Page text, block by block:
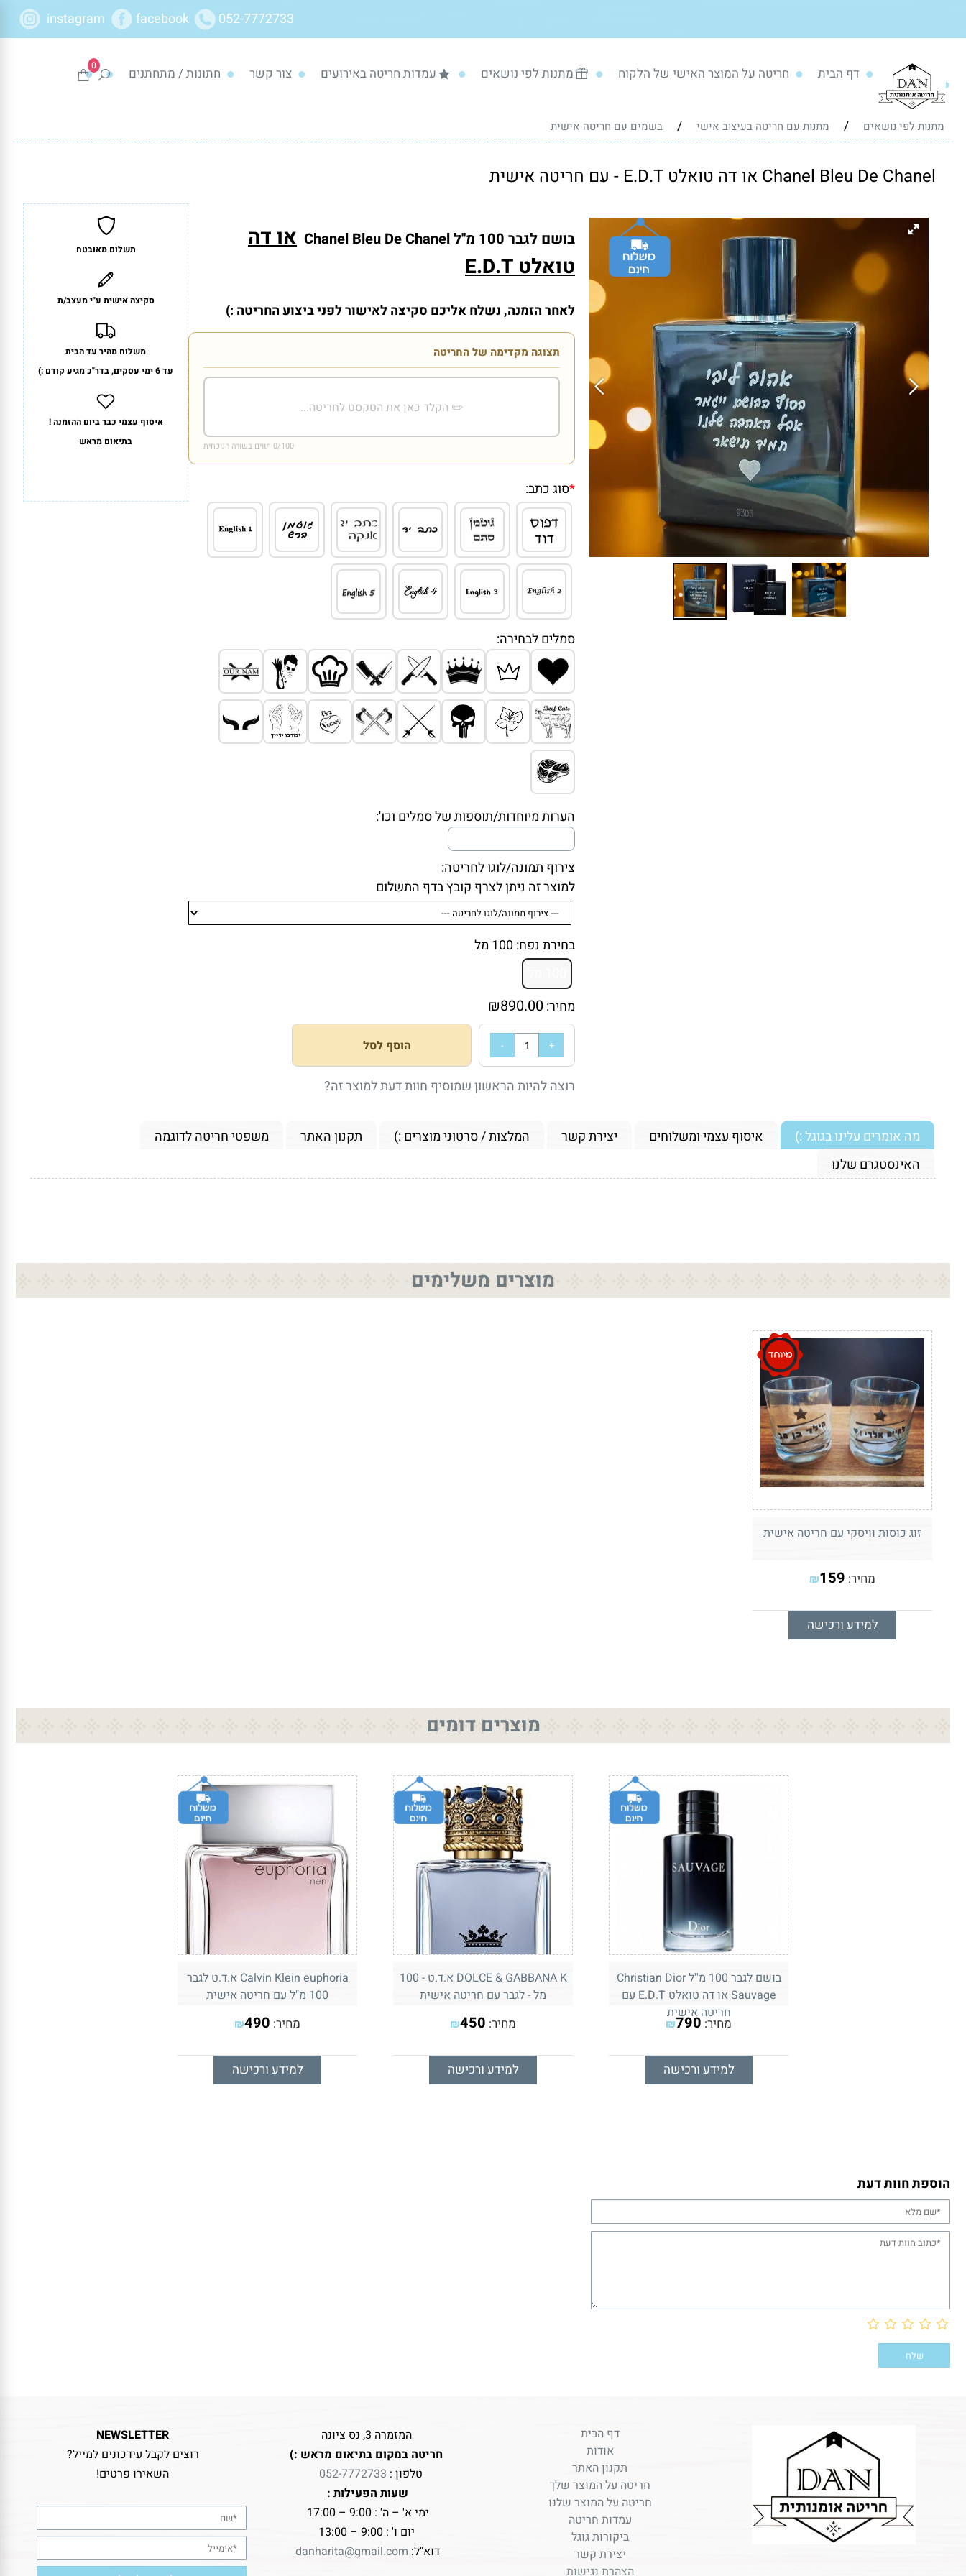
052-7772733
instagram
0 דף הבית חריטה על המוצר האישי של הלקוח מתנות לפי נושאים עמדות חריטה באירועים צור קשר חתונות / מתחתנים
מתנות לפי נושאים / מתנות עם חריטה בעיצוב אישי / בשמים עם חריטה אישית
Chanel Bleu De Chanel או דה טואלט E.D.T - עם חריטה אישית
בושם לגבר 100 מ''ל Chanel Bleu De Chanel
או דה
טואלט E.D.T
לאחר הזמנה, נשלח אליכם סקיצה לאישור לפני ביצוע החריטה :)
תצוגה מקדימה של החריטה
0/100 תווים בשורה הנוכחית
*סוג כתב:
סמלים לבחירה:
הערות מיוחדות/תוספות של סמלים וכו':
צירוף תמונה/לוגו לחריטה:
למוצר זה ניתן לצרף קובץ בדף התשלום
בחירת נפח:100 מל
מחיר:
₪890.00
הוסף לסל
רוצה להיות הראשון שמוסיף חוות דעת למוצר זה?
תשלום מאובטח
סקיצה אישית ע"י מעצב/ת
משלוח מהיר עד הבית
עד 6 ימי עסקים, בדר"כ מגיע קודם :)
איסוף עצמי כבר ביום ההזמנה !
בתיאום מראש
מה אומרים עלינו בגוגל :) איסוף עצמי ומשלוחים יצירת קשר המלצות / סרטוני מוצרים :) תקנון האתר
משפטי חריטה לדוגמה
האינסטגרם שלנו
מוצרים משלימים
זוג כוסות וויסקי עם חריטה אישית
מחיר: ₪159
למידע ורכישה
מוצרים דומים
בושם לגבר 100 מ''ל Christian Dior
Sauvage או דה טואלט E.D.T עם
חריטה אישית
מחיר: ₪790
למידע ורכישה
DOLCE & GABBANA K א.ד.ט - 100
מל - לגבר עם חריטה אישית
מחיר: ₪450
למידע ורכישה
Calvin Klein euphoria א.ד.ט לגבר
100 מ"ל עם חריטה אישית
מחיר: ₪490
למידע ורכישה
הוספת חוות דעת
דף הבית
אודות
תקנון האתר
חריטה על המוצר שלך
חריטה על המוצר שלנו
עמדות חריטה
ביקורות גוגל
יצירת קשר
הצהרת נגישות
המזמרה 3, נס ציונה
חריטה במקום בתיאום מראש :)
טלפון : 052-7772733
שעות הפעילות :
ימי א' – ה' : 9:00 – 17:00
יום ו' : 9:00 – 13:00
דוא"ל: danharita@gmail.com
NEWSLETTER
רוצים לקבל עידכונים למייל?
השאירו פרטים!